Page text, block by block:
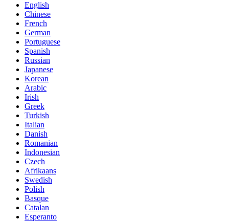
English
Chinese
French
German
Portuguese
Spanish
Russian
Japanese
Korean
Arabic
Irish
Greek
Turkish
Italian
Danish
Romanian
Indonesian
Czech
Afrikaans
Swedish
Polish
Basque
Catalan
Esperanto